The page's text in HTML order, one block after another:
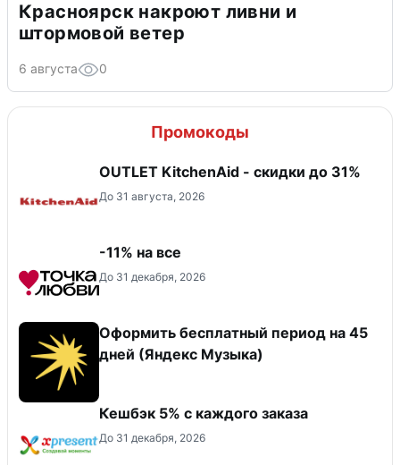
Красноярск накроют ливни и
штормовой ветер
6 августа 0
Промокоды
OUTLET KitchenAid - скидки до 31%
До 31 августа, 2026
-11% на все
До 31 декабря, 2026
Оформить бесплатный период на 45
дней (Яндекс Музыка)
Кешбэк 5% с каждого заказа
До 31 декабря, 2026